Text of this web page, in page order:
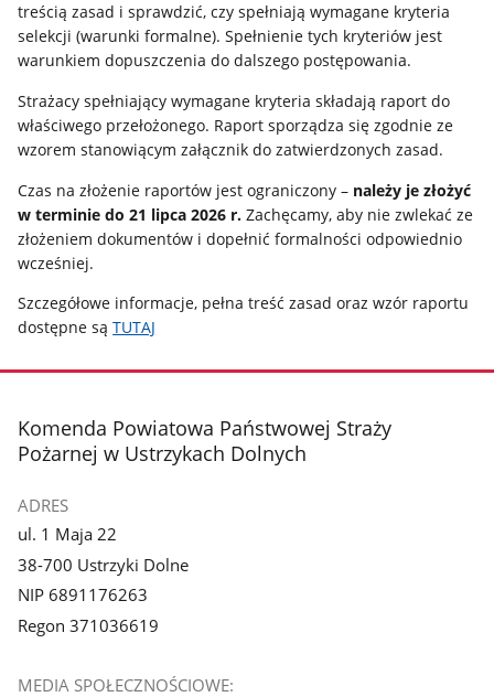
treścią zasad i sprawdzić, czy spełniają wymagane kryteria
selekcji (warunki formalne). Spełnienie tych kryteriów jest
warunkiem dopuszczenia do dalszego postępowania.
Strażacy spełniający wymagane kryteria składają raport do
właściwego przełożonego. Raport sporządza się zgodnie ze
wzorem stanowiącym załącznik do zatwierdzonych zasad.
Czas na złożenie raportów jest ograniczony – należy je złożyć
w terminie do 21 lipca 2026 r. Zachęcamy, aby nie zwlekać ze
złożeniem dokumentów i dopełnić formalności odpowiednio
wcześniej.
Szczegółowe informacje, pełna treść zasad oraz wzór raportu
dostępne sąTUTAJ
stopka
Komenda Powiatowa Państwowej Straży
Pożarnej w Ustrzykach Dolnych
ADRES
ul. 1 Maja 22
38-700 Ustrzyki Dolne
NIP 6891176263
Regon 371036619
MEDIA SPOŁECZNOŚCIOWE: